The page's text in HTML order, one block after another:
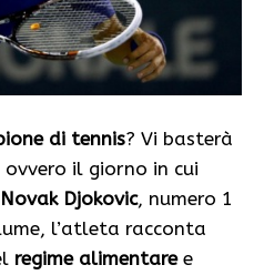
di tennis? Vi basterà
il giorno in cui
Djokovic, numero 1
l’atleta racconta
regime alimentaree